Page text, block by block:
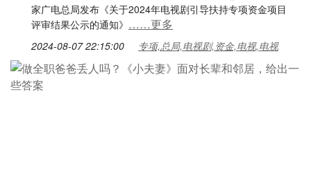
家广电总局发布《关于2024年电视剧引导扶持专项资金项目
评审结果公示的通知》 ……更多
2024-08-07 22:15:00 专项,总局,电视剧,资金,电视,电视